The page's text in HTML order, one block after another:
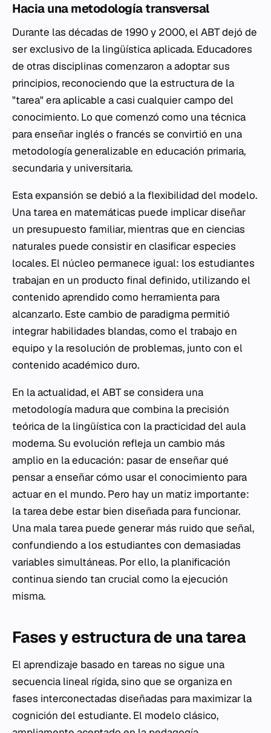
Hacia una metodología transversal
Durante las décadas de 1990 y 2000, el ABT dejó de
ser exclusivo de la lingüística aplicada. Educadores
de otras disciplinas comenzaron a adoptar sus
principios, reconociendo que la estructura de la
"tarea" era aplicable a casi cualquier campo del
conocimiento. Lo que comenzó como una técnica
para enseñar inglés o francés se convirtió en una
metodología generalizable en educación primaria,
secundaria y universitaria.
Esta expansión se debió a la flexibilidad del modelo.
Una tarea en matemáticas puede implicar diseñar
un presupuesto familiar, mientras que en ciencias
naturales puede consistir en clasificar especies
locales. El núcleo permanece igual: los estudiantes
trabajan en un producto final definido, utilizando el
contenido aprendido como herramienta para
alcanzarlo. Este cambio de paradigma permitió
integrar habilidades blandas, como el trabajo en
equipo y la resolución de problemas, junto con el
contenido académico duro.
En la actualidad, el ABT se considera una
metodología madura que combina la precisión
teórica de la lingüística con la practicidad del aula
moderna. Su evolución refleja un cambio más
amplio en la educación: pasar de enseñarqué
pensar a enseñarcómo usar el conocimiento para
actuar en el mundo. Pero hay un matiz importante:
la tarea debe estar bien diseñada para funcionar.
Una mala tarea puede generar más ruido que señal,
confundiendo a los estudiantes con demasiadas
variables simultáneas. Por ello, la planificación
continua siendo tan crucial como la ejecución
misma.
Fases y estructura de una tarea
El aprendizaje basado en tareas no sigue una
secuencia lineal rígida, sino que se organiza en
fases interconectadas diseñadas para maximizar la
cognición del estudiante. El modelo clásico,